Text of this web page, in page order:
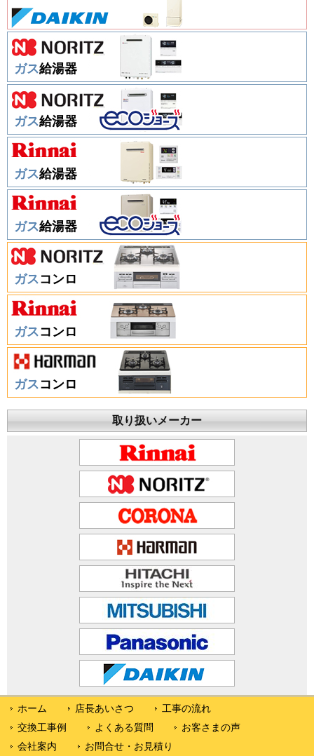
ガス給湯器
ガス給湯器
ガス給湯器
ガス給湯器
ガスコンロ
ガスコンロ
ガスコンロ
取り扱いメーカー
ホーム 店長あいさつ
工事の流れ
交換工事例
よくある質問
お客さまの声
会社案内
お問合せ・お見積り